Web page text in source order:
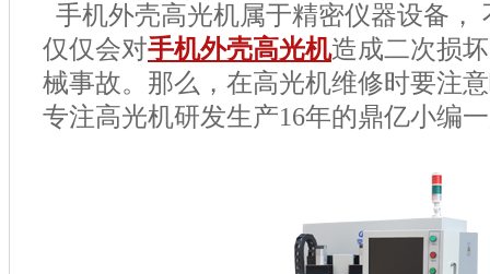
手机外壳高光机属于精密仪器设备，
仅仅会对手机外壳高光机造成二次损
械事故。那么，在高光机维修时要注
专注高光机研发生产16年的鼎亿小编